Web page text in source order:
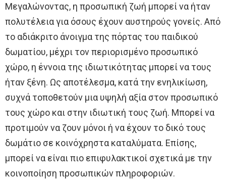
Μεγαλώνοντας, η προσωπική ζωή μπορεί να ήταν
πολυτέλεια για όσους έχουν αυστηρούς γονείς. Από
το αδιάκριτο άνοιγμα της πόρτας του παιδικού
δωματίου, μέχρι τον περιορισμένο προσωπικό
χώρο, η έννοια της ιδιωτικότητας μπορεί να τους
ήταν ξένη. Ως αποτέλεσμα, κατά την ενηλικίωση,
συχνά τοποθετούν μια υψηλή αξία στον προσωπικό
τους χώρο και στην ιδιωτική τους ζωή. Μπορεί να
προτιμούν να ζουν μόνοι ή να έχουν το δικό τους
δωμάτιο σε κοινόχρηστα καταλύματα. Επίσης,
μπορεί να είναι πιο επιφυλακτικοί σχετικά με την
κοινοποίηση προσωπικών πληροφοριών.